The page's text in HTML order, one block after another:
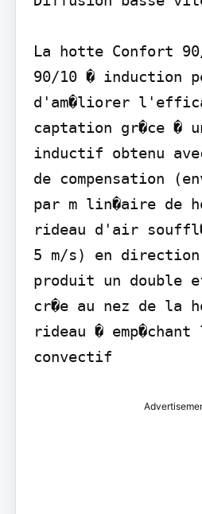
La hotte Confort
90/10 � induction
d'am�liorer
captation gr�ce �
inductif obtenu
de compensation
par m lin�aire de
rideau d'air
5 m/s) en
produit un
cr�e au nez de la
rideau �
convectif